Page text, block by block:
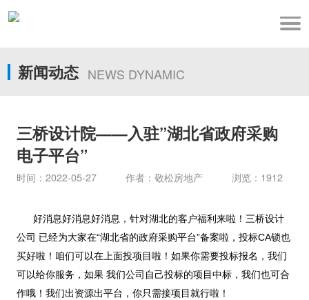
新闻动态 NEWS DYNAMIC
三桥设计院——入驻”湖北省政府采购
电子平台”
时间：2022-05-27 作者：敬松房地产 浏览：1912
好消息好消息好消息，针对湖北的客户福利来啦！三桥设计
公司 已经为大家在“湖北省的政府采购平台”备案啦，投标CA锁也
买好啦！咱们可以在上面投项目啦！如果你需要投标报名，我们
可以给你服务，如果 我们公司自己投标的项目中标，我们也可合
作哦！我们出资源出平台，你只需接项目就行啦！